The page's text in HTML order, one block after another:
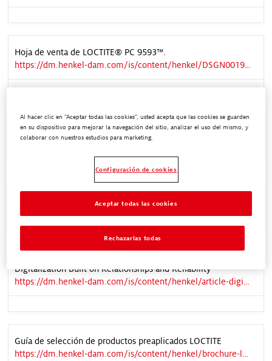
Hoja de venta de LOCTITE® PC 9593™.
Nuevo compuesto resistente al desgaste
Digitalization Built on Relationships and Reliability
Guía de selección de productos preaplicados LOCTITE
Al hacer clic en “Aceptar todas las cookies”, usted acepta que las cookies se guarden
en su dispositivo para mejorar la navegación del sitio, analizar el uso del mismo, y
colaborar con nuestros estudios para marketing.
Configuración de cookies
Rechazarlas todas
Aceptar todas las cookies